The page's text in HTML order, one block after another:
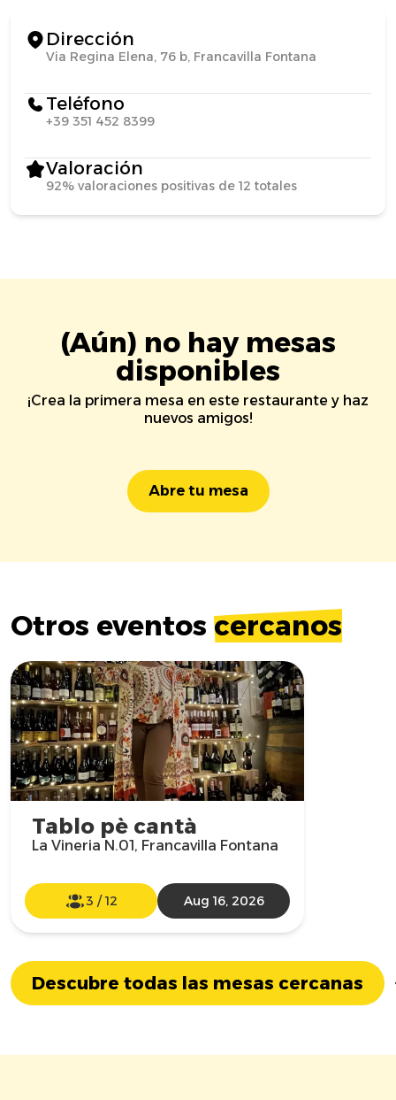
Dirección
Via Regina Elena, 76 b, Francavilla Fontana
Teléfono
+39 351 452 8399
Valoración
92% valoraciones positivas de 12 totales
(Aún) no hay mesas
disponibles
¡Crea la primera mesa en este restaurante y haz
nuevos amigos!
Abre tu mesa
Otros eventos cercanos
Tablo pè cantà
La Vineria N.01, Francavilla Fontana
3 /12 Aug 16, 2026
Descubre todas las mesas cercanas